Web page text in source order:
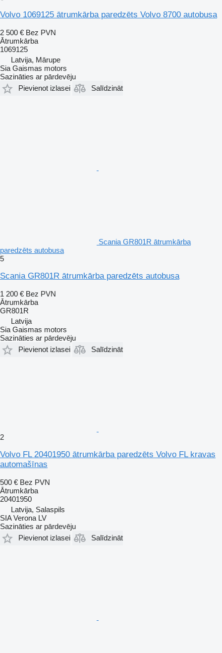
Volvo 1069125 ātrumkārba paredzēts Volvo 8700 autobusa
2 500 € Bez PVN
Ātrumkārba
1069125
Latvija, Mārupe
Sia Gaismas motors
Sazināties ar pārdevēju
Pievienot izlasei
Salīdzināt
Scania GR801R ātrumkārba
paredzēts autobusa
5
Scania GR801R ātrumkārba paredzēts autobusa
1 200 € Bez PVN
Ātrumkārba
GR801R
Latvija
Sia Gaismas motors
Sazināties ar pārdevēju
Pievienot izlasei
Salīdzināt
2
Volvo FL 20401950 ātrumkārba paredzēts Volvo FL kravas
automašīnas
500 € Bez PVN
Ātrumkārba
20401950
Latvija, Salaspils
SIA Verona LV
Sazināties ar pārdevēju
Pievienot izlasei
Salīdzināt